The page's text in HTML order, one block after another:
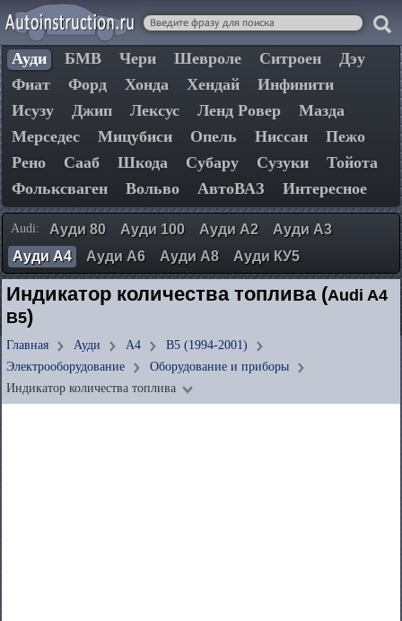
Ауди БМВ Чери Шевроле Ситроен
Дэу
Фиат
Форд Хонда Хендай
Инфинити
Исузу
Джип Лексус Ленд Ровер
Мазда
Мерседес
Мицубиси Опель Ниссан
Пежо
Рено
Сааб Шкода Субару Сузуки
Тойота
Фольксваген
Вольво АвтоВАЗ Интересное
Audi: Ауди 80 Ауди 100 Ауди А2
Ауди А3
Ауди А4
Ауди А6 Ауди А8 Ауди КУ5
Индикатор количества топлива (Audi A4
B5)
Главная Ауди А4
B5 (1994-2001)
Электрооборудование
Оборудование и приборы
Индикатор количества топлива